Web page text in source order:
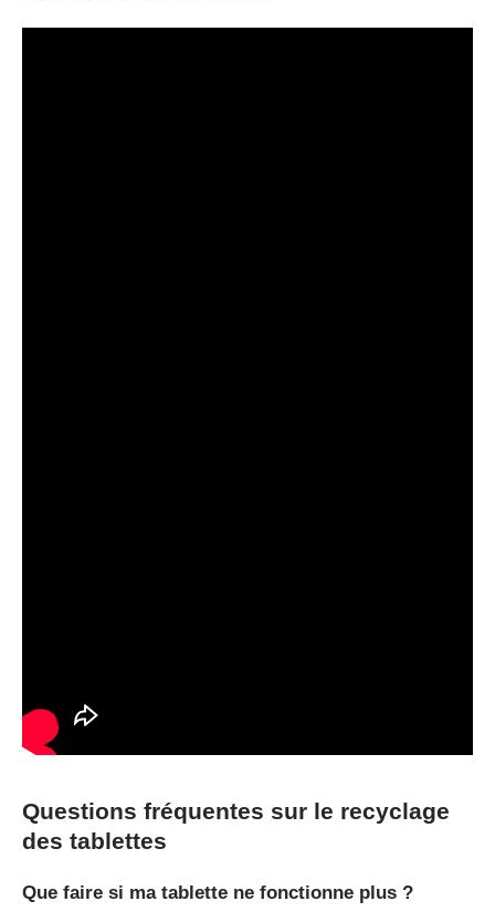
Questions fréquentes sur le recyclage
des tablettes
Que faire si ma tablette ne fonctionne plus ?